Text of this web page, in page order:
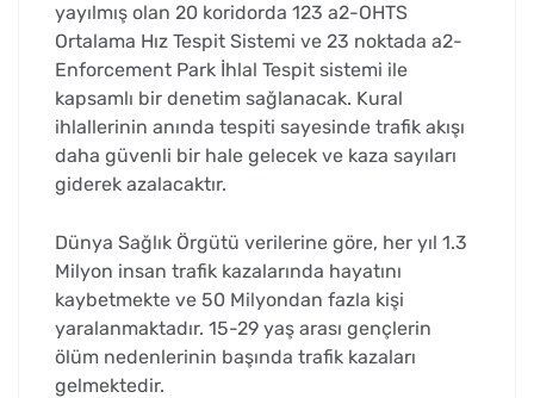
yayılmış olan 20 koridorda 123 a2-OHTS
Ortalama Hız Tespit Sistemi ve 23 noktada a2-
Enforcement Park İhlal Tespit sistemi ile
kapsamlı bir denetim sağlanacak. Kural
ihlallerinin anında tespiti sayesinde trafik akışı
daha güvenli bir hale gelecek ve kaza sayıları
giderek azalacaktır.
Dünya Sağlık Örgütü verilerine göre, her yıl 1.3
Milyon insan trafik kazalarında hayatını
kaybetmekte ve 50 Milyondan fazla kişi
yaralanmaktadır. 15-29 yaş arası gençlerin
ölüm nedenlerinin başında trafik kazaları
gelmektedir.